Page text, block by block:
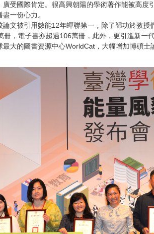
受國際肯定。很高興朝陽的學術著作能被高
一份心力。
文被引用數能12年蟬聯第一，除了歸功於教
冊，電子書亦超過106萬冊，此外，更引進新一
大的圖書資源中心WorldCat，大幅增加博碩